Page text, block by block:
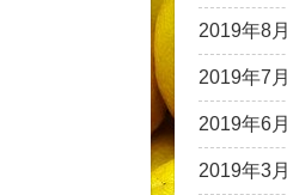
2019年8月
2019年7月
2019年6月
2019年3月